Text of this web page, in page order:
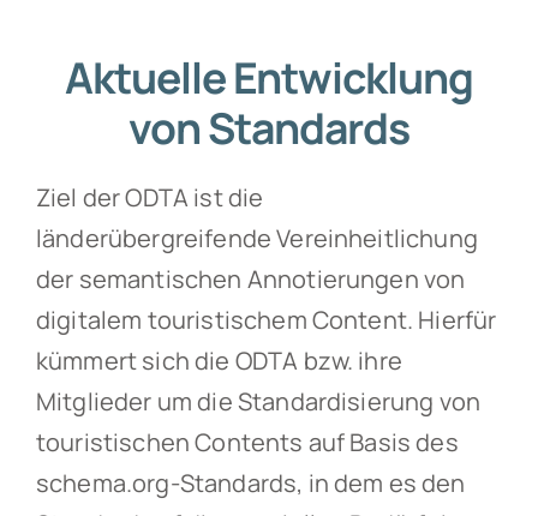
Aktuelle Entwicklung
von Standards
Ziel der ODTA ist die
länderübergreifende Vereinheitlichung
der semantischen Annotierungen von
digitalem touristischem Content. Hierfür
kümmert sich die ODTA bzw. ihre
Mitglieder um die Standardisierung von
touristischen Contents auf Basis des
schema.org-Standards, in dem es den